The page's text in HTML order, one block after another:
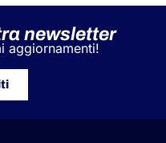
newsletter
aggiornamenti!